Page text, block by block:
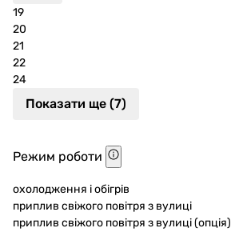
19
20
21
22
24
Показати ще (7)
Режим роботи
охолодження і обігрів
приплив свіжого повітря з вулиці
приплив свіжого повітря з вулиці (опція)